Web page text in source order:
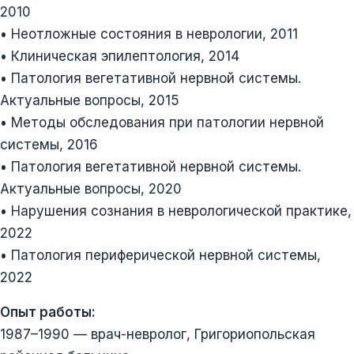
2010
• Неотложные состояния в неврологии, 2011
• Клиническая эпилептология, 2014
• Патология вегетативной нервной системы.
Актуальные вопросы, 2015
• Методы обследования при патологии нервной
системы, 2016
• Патология вегетативной нервной системы.
Актуальные вопросы, 2020
• Нарушения сознания в неврологической практике,
2022
• Патология периферической нервной системы,
2022
Опыт работы:
1987–1990 — врач-невролог, Григориопольская